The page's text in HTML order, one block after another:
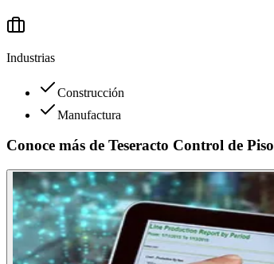
Industrias
Construcción
Manufactura
Conoce más de Teseracto Control de Piso